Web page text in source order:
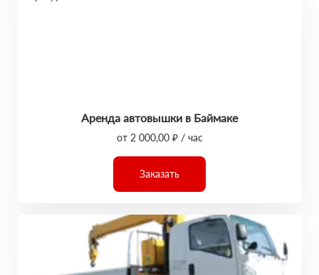
Аренда автовышки в Баймаке
от 2 000,00 ₽ / час
Заказать